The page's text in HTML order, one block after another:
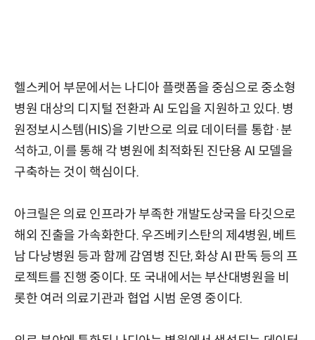
헬스케어 부문에서는 나디아 플랫폼을 중심으로 중소형
병원 대상의 디지털 전환과 AI 도입을 지원하고 있다. 병
원정보시스템(HIS)을 기반으로 의료 데이터를 통합·분
석하고, 이를 통해 각 병원에 최적화된 진단용 AI 모델을
구축하는 것이 핵심이다.
아크릴은 의료 인프라가 부족한 개발도상국을 타깃으로
해외 진출을 가속화한다. 우즈베키스탄의 제4병원, 베트
남 다낭병원 등과 함께 감염병 진단, 화상 AI 판독 등의 프
로젝트를 진행 중이다. 또 국내에서는 부산대병원을 비
롯한 여러 의료기관과 협업 시범 운영 중이다.